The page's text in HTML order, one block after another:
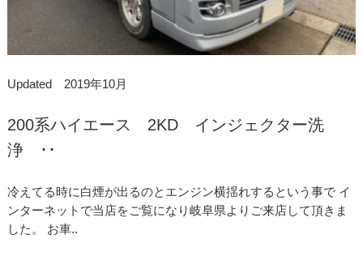
Updated 2019年10月
200系ハイエース 2KD インジェクター洗
浄 ･･
冷えてる時に白煙が出るのとエンジン横揺れするという事で イ
ンターネットで当店をご覧になり岐阜県よりご来店して頂きま
した。 お車..